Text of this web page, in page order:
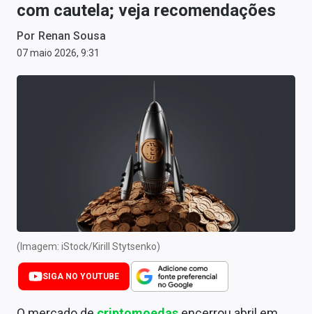
Últimas Notícias
Carteiras Recomendadas
Central de Dividendos
Central de Fundos Imobiliários
Central dos IPOs
Renda Fixa
Finanças Pessoais
com cautela; veja recomendações
Por Renan Sousa
07 maio 2026, 9:31
(Imagem: iStock/Kirill Stytsenko)
SIGA NO YOUTUBE